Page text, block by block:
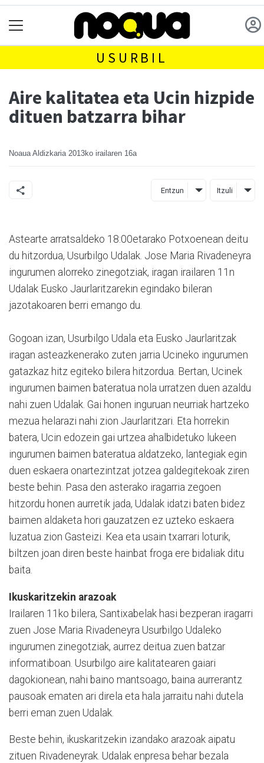
USURBIL
Aire kalitatea eta Ucin hizpide
dituen batzarra bihar
Noaua Aldizkaria 2013ko irailaren 16a
Entzun Itzuli
Astearte arratsaldeko 18:00etarako Potxoenean deitu
du hitzordua, Usurbilgo Udalak. Jose Maria Rivadeneyra
ingurumen alorreko zinegotziak, iragan irailaren 11n
Udalak Eusko Jaurlaritzarekin egindako bileran
jazotakoaren berri emango du.
Gogoan izan, Usurbilgo Udala eta Eusko Jaurlaritzak
iragan asteazkenerako zuten jarria Ucineko ingurumen
gatazkaz hitz egiteko bilera hitzordua. Bertan, Ucinek
ingurumen baimen bateratua nola urratzen duen azaldu
nahi zuen Udalak. Gai honen inguruan neurriak hartzeko
mezua helarazi nahi zion Jaurlaritzari. Eta horrekin
batera, Ucin edozein gai urtzea ahalbidetuko lukeen
ingurumen baimen bateratua aldatzeko, lantegiak egin
duen eskaera onartezintzat jotzea galdegitekoak ziren
beste behin. Pasa den asterako iragarria zegoen
hitzordu honen aurretik jada, Udalak idatzi baten bidez
baimen aldaketa hori gauzatzen ez uzteko eskaera
luzatua zion Gasteizi. Kea eta usain txarrari loturik,
biltzen joan diren beste hainbat froga ere bidaliak ditu
baita.
Ikuskaritzekin arazoak
Irailaren 11ko bilera, Santixabelak hasi bezperan iragarri
zuen Jose Maria Rivadeneyra Usurbilgo Udaleko
ingurumen zinegotziak, aurrez deitua zuen batzar
informatiboan. Usurbilgo aire kalitatearen gaiari
dagokionean, nahi baino mantsoago, baina aurrerantz
pausoak ematen ari direla eta hala jarraitu nahi dutela
berri eman zuen Udalak.
Beste behin, ikuskaritzekin izandako arazoak aipatu
zituen Rivadeneyrak. Udalak enpresa behar bezala